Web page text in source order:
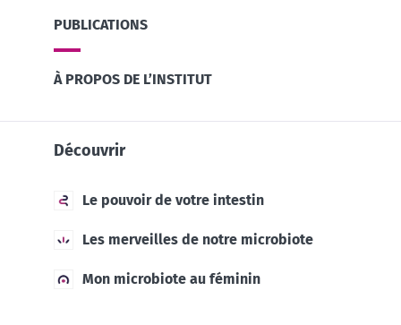
PUBLICATIONS
À PROPOS DE L’INSTITUT
Découvrir
Le pouvoir de votre intestin
Les merveilles de notre microbiote
Mon microbiote au féminin